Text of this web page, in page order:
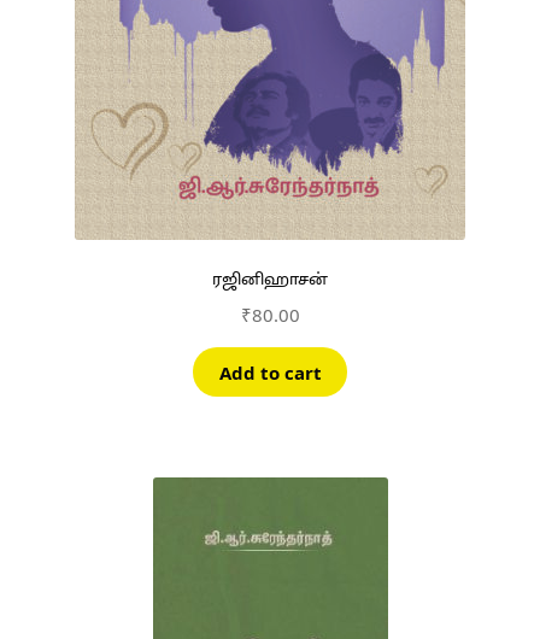
ரஜினிஹாசன்
₹80.00
Add to cart